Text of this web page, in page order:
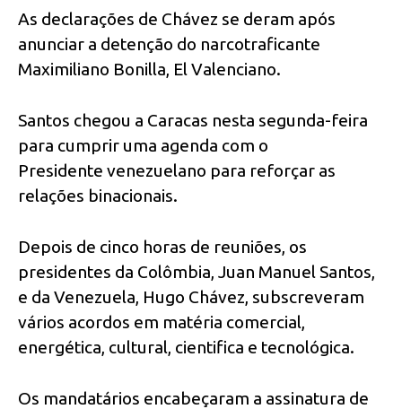
As declarações de Chávez se deram após
anunciar a detenção do narcotraficante
Maximiliano Bonilla, El Valenciano.
Santos chegou a Caracas nesta segunda-feira
para cumprir uma agenda com o
Presidente venezuelano para reforçar as
relações binacionais.
Depois de cinco horas de reuniões, os
presidentes da Colômbia, Juan Manuel Santos,
e da Venezuela, Hugo Chávez, subscreveram
vários acordos em matéria comercial,
energética, cultural, cientifica e tecnológica.
Os mandatários encabeçaram a assinatura de